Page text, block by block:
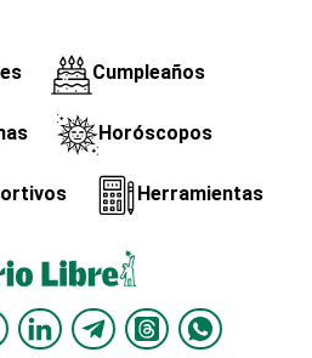
Cumpleaños
Horóscopos
Herramientas